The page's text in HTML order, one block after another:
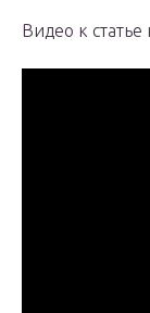
Видео к статье